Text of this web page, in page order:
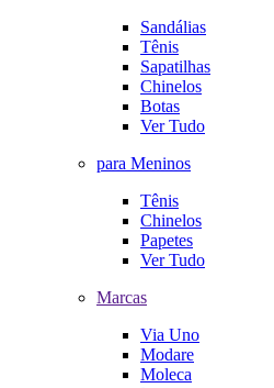
Sandálias
Tênis
Sapatilhas
Chinelos
Botas
Ver Tudo
para Meninos
Tênis
Chinelos
Papetes
Ver Tudo
Marcas
Via Uno
Modare
Moleca